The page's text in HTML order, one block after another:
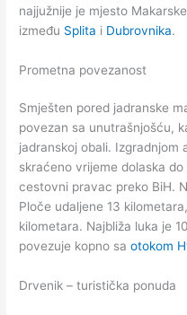
najjužnije je mjesto
između Splita i Dubrovnika.
Prometna povezanost
Smješten pored jadranske
povezan sa unutrašnjošću,
jadranskoj obali. Izgradnjom
skraćeno vrijeme dolaska
cestovni pravac preko BiH.
Ploče udaljene 13
kilometara. Najbliža luka je
povezuje kopno saotokom
Drvenik – turistička ponuda